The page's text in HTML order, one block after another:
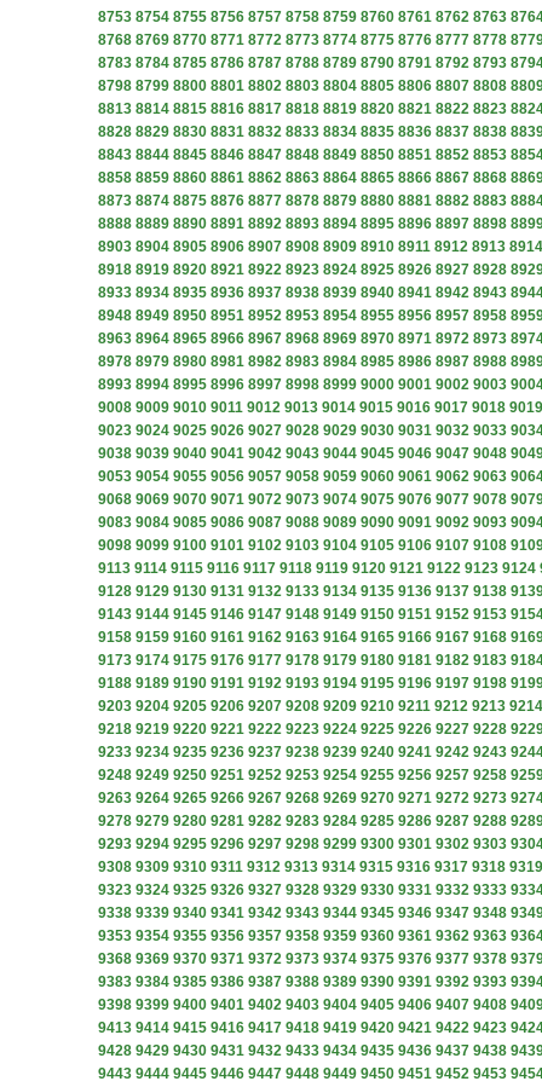
8753 8754 8755 8756 8757 8758 8759 8760 8761 8762 8763
8768 8769 8770 8771 8772 8773 8774 8775 8776 8777 8778
8783 8784 8785 8786 8787 8788 8789 8790 8791 8792 8793
8798 8799 8800 8801 8802 8803 8804 8805 8806 8807 8808
8813 8814 8815 8816 8817 8818 8819 8820 8821 8822 8823
8828 8829 8830 8831 8832 8833 8834 8835 8836 8837 8838
8843 8844 8845 8846 8847 8848 8849 8850 8851 8852 8853
8858 8859 8860 8861 8862 8863 8864 8865 8866 8867 8868
8873 8874 8875 8876 8877 8878 8879 8880 8881 8882 8883
8888 8889 8890 8891 8892 8893 8894 8895 8896 8897 8898
8903 8904 8905 8906 8907 8908 8909 8910 8911 8912 8913 8914
8918 8919 8920 8921 8922 8923 8924 8925 8926 8927 8928
8933 8934 8935 8936 8937 8938 8939 8940 8941 8942 8943
8948 8949 8950 8951 8952 8953 8954 8955 8956 8957 8958
8963 8964 8965 8966 8967 8968 8969 8970 8971 8972 8973
8978 8979 8980 8981 8982 8983 8984 8985 8986 8987 8988
8993 8994 8995 8996 8997 8998 8999 9000 9001 9002 9003
9008 9009 9010 9011 9012 9013 9014 9015 9016 9017 9018 9019
9023 9024 9025 9026 9027 9028 9029 9030 9031 9032 9033
9038 9039 9040 9041 9042 9043 9044 9045 9046 9047 9048
9053 9054 9055 9056 9057 9058 9059 9060 9061 9062 9063
9068 9069 9070 9071 9072 9073 9074 9075 9076 9077 9078
9083 9084 9085 9086 9087 9088 9089 9090 9091 9092 9093
9098 9099 9100 9101 9102 9103 9104 9105 9106 9107 9108
9113 9114 9115 9116 9117 9118 9119 9120 9121 9122 9123 9124
9128 9129 9130 9131 9132 9133 9134 9135 9136 9137 9138
9143 9144 9145 9146 9147 9148 9149 9150 9151 9152 9153
9158 9159 9160 9161 9162 9163 9164 9165 9166 9167 9168
9173 9174 9175 9176 9177 9178 9179 9180 9181 9182 9183
9188 9189 9190 9191 9192 9193 9194 9195 9196 9197 9198
9203 9204 9205 9206 9207 9208 9209 9210 9211 9212 9213 9214
9218 9219 9220 9221 9222 9223 9224 9225 9226 9227 9228
9233 9234 9235 9236 9237 9238 9239 9240 9241 9242 9243
9248 9249 9250 9251 9252 9253 9254 9255 9256 9257 9258
9263 9264 9265 9266 9267 9268 9269 9270 9271 9272 9273
9278 9279 9280 9281 9282 9283 9284 9285 9286 9287 9288
9293 9294 9295 9296 9297 9298 9299 9300 9301 9302 9303
9308 9309 9310 9311 9312 9313 9314 9315 9316 9317 9318 9319
9323 9324 9325 9326 9327 9328 9329 9330 9331 9332 9333
9338 9339 9340 9341 9342 9343 9344 9345 9346 9347 9348
9353 9354 9355 9356 9357 9358 9359 9360 9361 9362 9363
9368 9369 9370 9371 9372 9373 9374 9375 9376 9377 9378
9383 9384 9385 9386 9387 9388 9389 9390 9391 9392 9393
9398 9399 9400 9401 9402 9403 9404 9405 9406 9407 9408
9413 9414 9415 9416 9417 9418 9419 9420 9421 9422 9423
9428 9429 9430 9431 9432 9433 9434 9435 9436 9437 9438
9443 9444 9445 9446 9447 9448 9449 9450 9451 9452 9453